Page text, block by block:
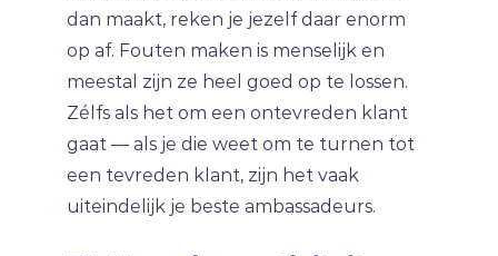
dan maakt, reken je jezelf daar enorm
op af. Fouten maken is menselijk en
meestal zijn ze heel goed op te lossen.
Zélfs als het om een ontevreden klant
gaat — als je die weet om te turnen tot
een tevreden klant, zijn het vaak
uiteindelijk je beste ambassadeurs.